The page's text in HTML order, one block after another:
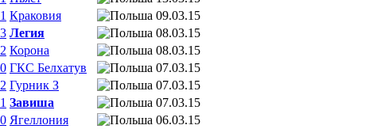
Краковия
09.03.15
Легия
08.03.15
Корона
08.03.15
ГКС Белхатув
07.03.15
Гурник З
07.03.15
Завиша
07.03.15
Ягеллония
06.03.15